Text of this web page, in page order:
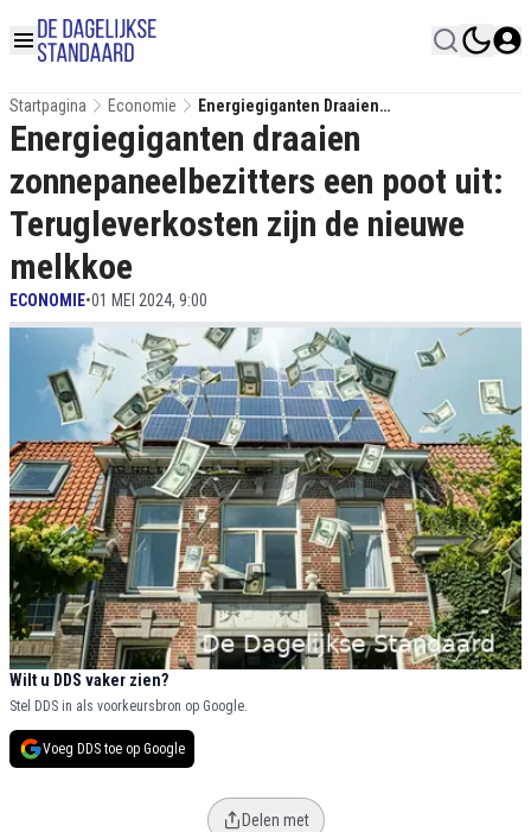
Startpagina Economie
Energiegiganten Draaien
Zonnepaneelbezitters Een Poot Uit:
Terugleverkosten Zijn De Nieuwe Melkkoe
Energiegiganten draaien
zonnepaneelbezitters een poot uit:
Terugleverkosten zijn de nieuwe
melkkoe
ECONOMIE•01 MEI 2024, 9:00
Wilt u DDS vaker zien?
Stel DDS in als voorkeursbron op Google.
Voeg DDS toe op Google
Delen met